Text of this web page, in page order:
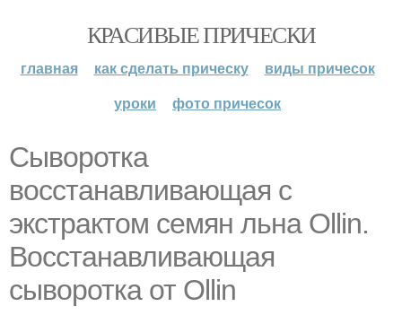
КРАСИВЫЕ ПРИЧЕСКИ
главная как сделать прическу
виды причесок
уроки
фото причесок
Сыворотка
восстанавливающая с
экстрактом семян льна Ollin.
Восстанавливающая
сыворотка от Ollin